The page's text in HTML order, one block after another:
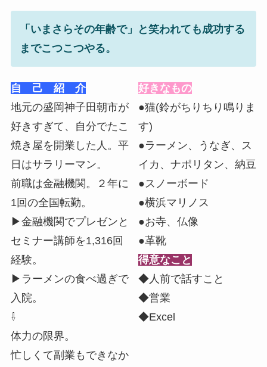
「いまさらその年齢で」と笑われても成功する
までこつこつやる。
自 己 紹 介
地元の盛岡神子田朝市が
好きすぎて、自分でたこ
焼き屋を開業した人。平
日はサラリーマン。
前職は金融機関。２年に
1回の全国転勤。
▶︎金融機関でプレゼンと
セミナー講師を1,316回
経験。
▶︎ラーメンの食べ過ぎで
入院。
⇩
体力の限界。
忙しくて副業もできなか
好きなもの
●猫(鈴がちりちり鳴りま
す)
●ラーメン、うなぎ、ス
イカ、ナポリタン、納豆
●スノーボード
●横浜マリノス
●お寺、仏像
●革靴
得意なこと
◆人前で話すこと
◆営業
◆Excel